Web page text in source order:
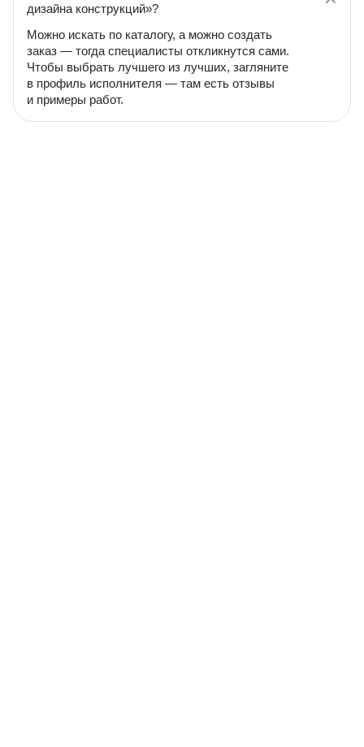
дизайна конструкций»?
Можно искать по каталогу, а можно создать
заказ — тогда специалисты откликнутся сами.
Чтобы выбрать лучшего из лучших, загляните
в профиль исполнителя — там есть отзывы
и примеры работ.